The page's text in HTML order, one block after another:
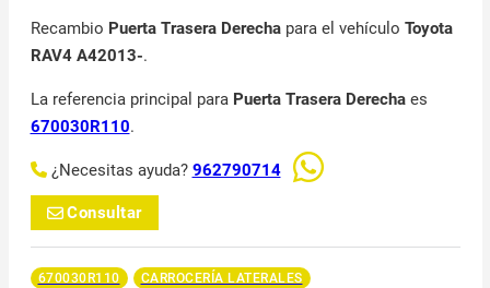
Recambio Puerta Trasera Derechapara el vehículo Toyota
RAV4 A42013-.
La referencia principal para Puerta Trasera Derechaes
670030R110.
¿Necesitas ayuda? 962790714
Consultar
670030R110
CARROCERÍA LATERALES